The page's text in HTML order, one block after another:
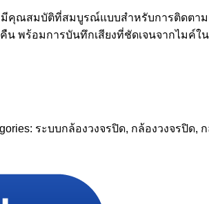
มีคุณสมบัติที่สมบูรณ์แบบสำหรับการติดตา
พร้อมการบันทึกเสียงที่ชัดเจนจากไมค์ใ
ระบบกล้องวงจรปิด, กล้องวงจรปิด,